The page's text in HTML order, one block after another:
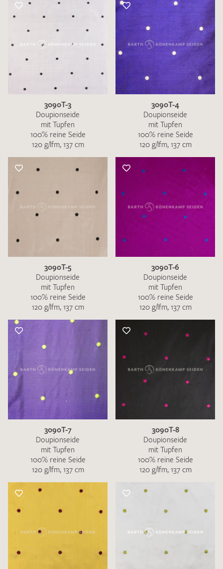
3090T-3
Doupionseide
mit Tupfen
100% reine Seide
120 g/lfm, 137 cm
3090T-4
Doupionseide
mit Tupfen
100% reine Seide
120 g/lfm, 137 cm
3090T-5
Doupionseide
mit Tupfen
100% reine Seide
120 g/lfm, 137 cm
3090T-6
Doupionseide
mit Tupfen
100% reine Seide
120 g/lfm, 137 cm
3090T-7
Doupionseide
mit Tupfen
100% reine Seide
120 g/lfm, 137 cm
3090T-8
Doupionseide
mit Tupfen
100% reine Seide
120 g/lfm, 137 cm